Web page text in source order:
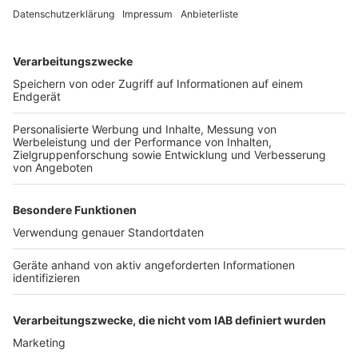
Anzeige